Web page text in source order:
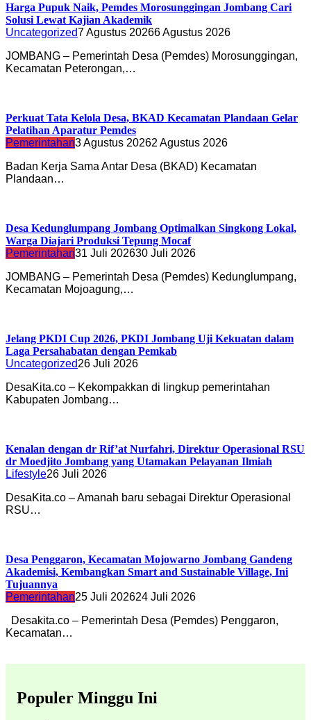
Harga Pupuk Naik, Pemdes Morosunggingan Jombang Cari
Solusi Lewat Kajian Akademik
Uncategorized7 Agustus 20266 Agustus 2026
JOMBANG – Pemerintah Desa (Pemdes) Morosunggingan,
Kecamatan Peterongan,…
Perkuat Tata Kelola Desa, BKAD Kecamatan Plandaan Gelar
Pelatihan Aparatur Pemdes
Pemerintahan3 Agustus 20262 Agustus 2026
Badan Kerja Sama Antar Desa (BKAD) Kecamatan
Plandaan…
Desa Kedunglumpang Jombang Optimalkan Singkong Lokal,
Warga Diajari Produksi Tepung Mocaf
Pemerintahan31 Juli 202630 Juli 2026
JOMBANG – Pemerintah Desa (Pemdes) Kedunglumpang,
Kecamatan Mojoagung,…
Jelang PKDI Cup 2026, PKDI Jombang Uji Kekuatan dalam
Laga Persahabatan dengan Pemkab
Uncategorized26 Juli 2026
DesaKita.co – Kekompakkan di lingkup pemerintahan
Kabupaten Jombang…
Kenalan dengan dr Rif’at Nurfahri, Direktur Operasional RSU
dr Moedjito Jombang yang Utamakan Pelayanan Ilmiah
Lifestyle26 Juli 2026
DesaKita.co – Amanah baru sebagai Direktur Operasional
RSU…
Desa Penggaron, Kecamatan Mojowarno Jombang Gandeng
Akademisi, Kembangkan Smart and Sustainable Village, Ini
Tujuannya
Pemerintahan25 Juli 202624 Juli 2026
Desakita.co – Pemerintah Desa (Pemdes) Penggaron,
Kecamatan…
Populer Minggu Ini